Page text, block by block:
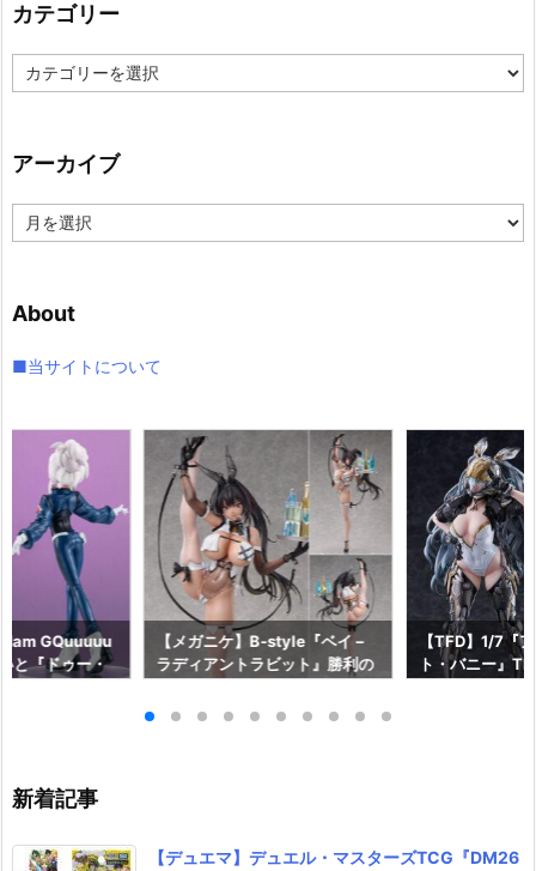
カテゴリー
テ
ー
アーカイブ
ー
ブ
About
■当サイトについて
GQuuuuu
と『ドゥー・
【メガニケ】B-style『ベイ –
ラディアントラビット』勝利の
約【フリーイング】より2026
【TFD】1/7『
ト・バニー』
新着記事
【デュエマ】デュエル・マスターズTCG『DM26